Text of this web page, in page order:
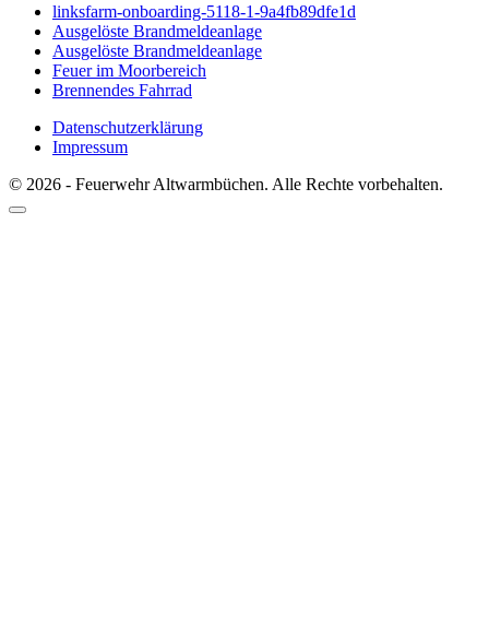
linksfarm-onboarding-5118-1-9a4fb89dfe1d
Ausgelöste Brandmeldeanlage
Ausgelöste Brandmeldeanlage
Feuer im Moorbereich
Brennendes Fahrrad
Datenschutzerklärung
Impressum
© 2026 - Feuerwehr Altwarmbüchen. Alle Rechte vorbehalten.